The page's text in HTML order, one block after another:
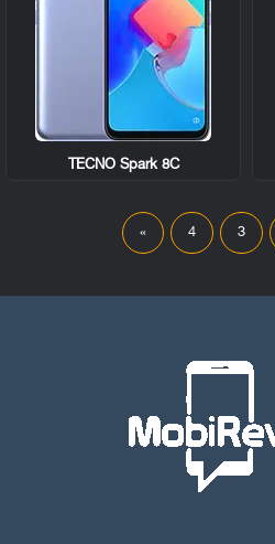
TECNO Spark 8C
3
4
»